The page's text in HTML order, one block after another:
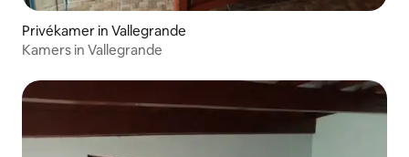
Privékamer in Vallegrande
Kamers in Vallegrande